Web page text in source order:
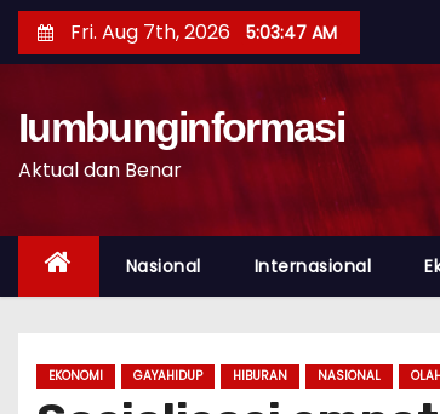
Fri. Aug 7th, 2026 5:03:49 AM
Iumbunginformasi
Aktual dan Benar
Nasional Internasional
EKONOMI GAYAHIDUP HIBURAN NASIONAL